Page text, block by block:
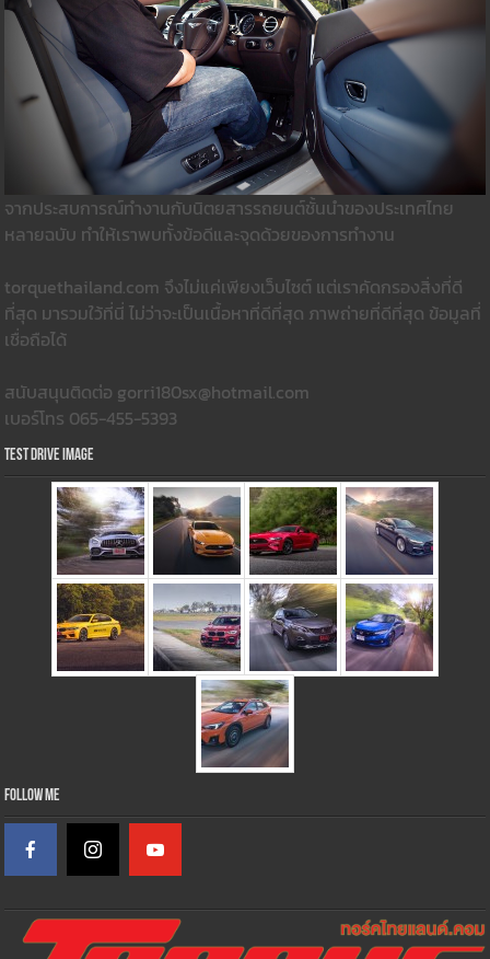
จากประสบการณ์ทำงานกับนิตยสารรถยนต์ชั้นนำของประเทศไทย
หลายฉบับ ทำให้เราพบทั้งข้อดีและจุดด้วยของการทำงาน
torquethailand.com จึงไม่แค่เพียงเว็บไซต์ แต่เราคัดกรองสิ่งที่ดี
ที่สุด มารวมใว้ที่นี่ ไม่ว่าจะเป็นเนื้อหาที่ดีที่สุด ภาพถ่ายที่ดีที่สุด ข้อมูลที่
เชื่อถือได้
สนับสนุนติดต่อ gorri180sx@hotmail.com
เบอร์โทร 065-455-5393
Test Drive Image
Follow Me